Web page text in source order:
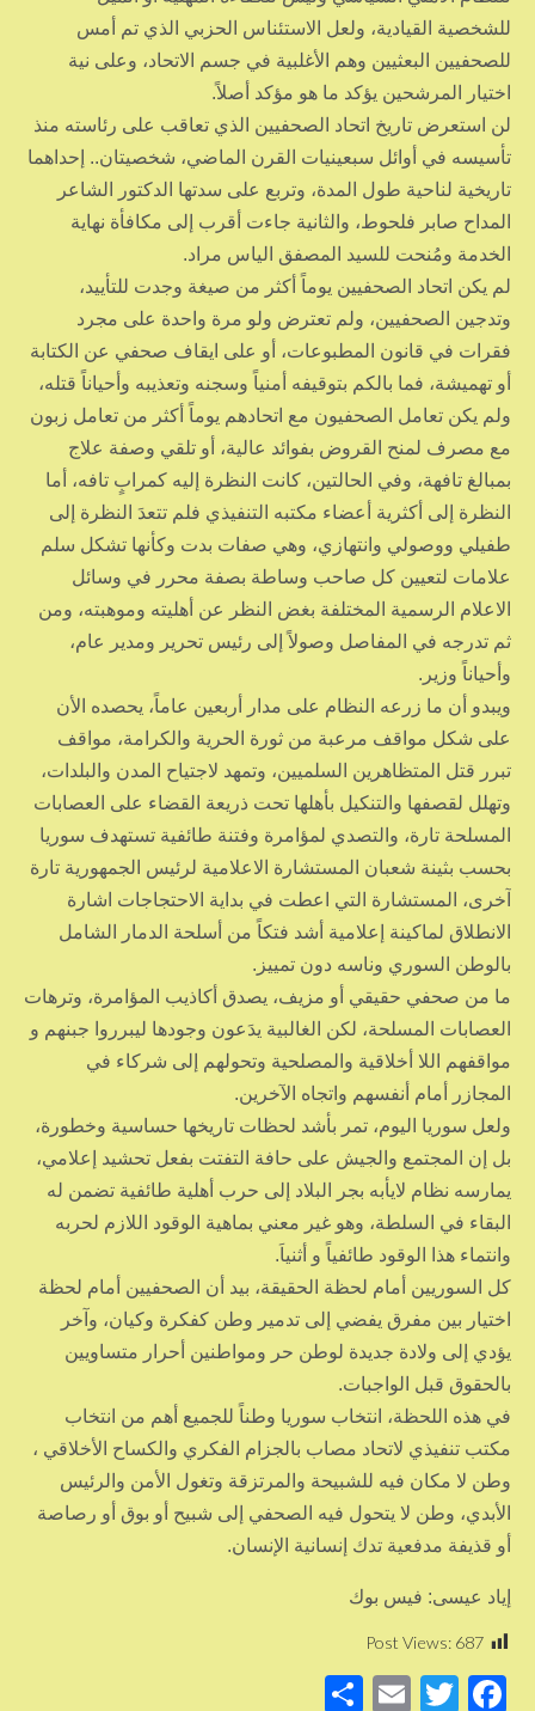
للشخصية القيادية، ولعل الاستئناس الحزبي الذي تم أمس
للصحفيين البعثيين وهم الأغلبية في جسم الاتحاد، وعلى نية
اختيار المرشحين يؤكد ما هو مؤكد أصلاً.
لن استعرض تاريخ اتحاد الصحفيين الذي تعاقب على رئاسته منذ
تأسيسه في أوائل سبعينيات القرن الماضي، شخصيتان.. إحداهما
تاريخية لناحية طول المدة، وتربع على سدتها الدكتور الشاعر
المداح صابر فلحوط، والثانية جاءت أقرب إلى مكافأة نهاية
الخدمة ومُنحت للسيد المصفق الياس مراد.
لم يكن اتحاد الصحفيين يوماً أكثر من صيغة وجدت للتأييد،
وتدجين الصحفيين، ولم تعترض ولو مرة واحدة على مجرد
فقرات في قانون المطبوعات، أو على ايقاف صحفي عن الكتابة
أو تهميشة، فما بالكم بتوقيفه أمنياً وسجنه وتعذيبه وأحياناً قتله،
ولم يكن تعامل الصحفيون مع اتحادهم يوماً أكثر من تعامل زبون
مع مصرف لمنح القروض بفوائد عالية، أو تلقي وصفة علاج
بمبالغ تافهة، وفي الحالتين، كانت النظرة إليه كمرابٍ تافه، أما
النظرة إلى أكثرية أعضاء مكتبه التنفيذي فلم تتعدَ النظرة إلى
طفيلي ووصولي وانتهازي، وهي صفات بدت وكأنها تشكل سلم
علامات لتعيين كل صاحب وساطة بصفة محرر في وسائل
الاعلام الرسمية المختلفة بغض النظر عن أهليته وموهبته، ومن
ثم تدرجه في المفاصل وصولاً إلى رئيس تحرير ومدير عام،
وأحياناً وزير.
ويبدو أن ما زرعه النظام على مدار أربعين عاماً، يحصده الأن
على شكل مواقف مرعبة من ثورة الحرية والكرامة، مواقف
تبرر قتل المتظاهرين السلميين، وتمهد لاجتياح المدن والبلدات،
وتهلل لقصفها والتنكيل بأهلها تحت ذريعة القضاء على العصابات
المسلحة تارة، والتصدي لمؤامرة وفتنة طائفية تستهدف سوريا
بحسب بثينة شعبان المستشارة الاعلامية لرئيس الجمهورية تارة
آخرى، المستشارة التي اعطت في بداية الاحتجاجات اشارة
الانطلاق لماكينة إعلامية أشد فتكاً من أسلحة الدمار الشامل
بالوطن السوري وناسه دون تمييز.
ما من صحفي حقيقي أو مزيف، يصدق أكاذيب المؤامرة، وترهات
العصابات المسلحة، لكن الغالبية يدَعون وجودها ليبرروا جبنهم و
مواقفهم اللا أخلاقية والمصلحية وتحولهم إلى شركاء في
المجازر أمام أنفسهم واتجاه الآخرين.
ولعل سوريا اليوم، تمر بأشد لحظات تاريخها حساسية وخطورة،
بل إن المجتمع والجيش على حافة التفتت بفعل تحشيد إعلامي،
يمارسه نظام لايأبه بجر البلاد إلى حرب أهلية طائفية تضمن له
البقاء في السلطة، وهو غير معني بماهية الوقود اللازم لحربه
وانتماء هذا الوقود طائفياً و أثنياَ.
كل السوريين أمام لحظة الحقيقة، بيد أن الصحفيين أمام لحظة
اختيار بين مفرق يفضي إلى تدمير وطن كفكرة وكيان، وآخر
يؤدي إلى ولادة جديدة لوطن حر ومواطنين أحرار متساويين
بالحقوق قبل الواجبات.
في هذه اللحظة، انتخاب سوريا وطناً للجميع أهم من انتخاب
مكتب تنفيذي لاتحاد مصاب بالجزام الفكري والكساح الأخلاقي ،
وطن لا مكان فيه للشبيحة والمرتزقة وتغول الأمن والرئيس
الأبدي، وطن لا يتحول فيه الصحفي إلى شبيح أو بوق أو رصاصة
أو قذيفة مدفعية تدك إنسانية الإنسان.
إياد عيسى: فيس بوك
Post Views: 687
F
T
E